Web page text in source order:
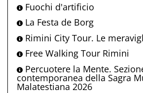
Fuochi d'artificio
La Festa de Borg
Rimini City Tour. Le
Free Walking Tour Rimini
Percuotere la Mente.
contemporanea della Sagra
Malatestiana 2026